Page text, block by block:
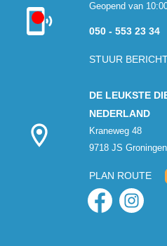
Kon niet
verbinden met
Geopend van
050 - 553 23 34
STUUR
DE LEUKSTE
NEDERLAND
Kraneweg 48
9718 JS Groningen
PLAN ROUTE